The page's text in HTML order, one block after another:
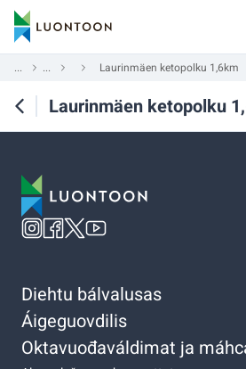
... ... Laurinmäen ketopolku 1,6km
Laurinmäen ketopolku
Diehtu bálvalusas
Áigeguovdilis
Oktavuođaváldimat ja